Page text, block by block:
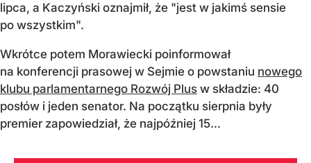
lipca, a Kaczyński oznajmił, że "jest w jakimś sensie
po wszystkim".
Wkrótce potem Morawiecki poinformował
na konferencji prasowej w Sejmie o powstaniu nowego
klubu parlamentarnego Rozwój Plus w składzie: 40
posłów i jeden senator. Na początku sierpnia były
premier zapowiedział, że najpóźniej 15...